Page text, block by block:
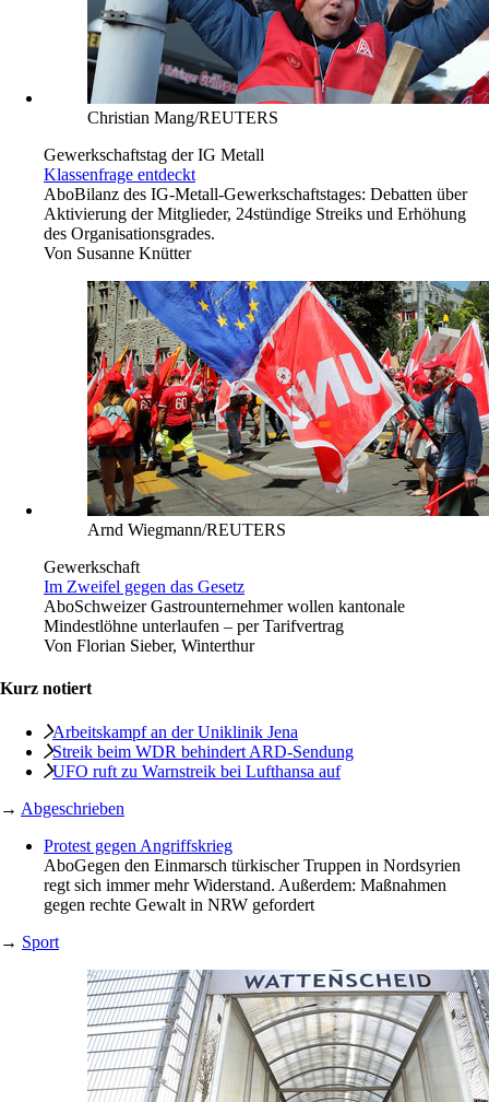
Christian Mang/REUTERS
Gewerkschaftstag der IG Metall
Klassenfrage entdeckt
AboBilanz des IG-Metall-Gewerkschaftstages: Debatten über
Aktivierung der Mitglieder, 24stündige Streiks und Erhöhung
des Organisationsgrades.
Von Susanne Knütter
Arnd Wiegmann/REUTERS
Gewerkschaft
Im Zweifel gegen das Gesetz
AboSchweizer Gastrounternehmer wollen kantonale
Mindestlöhne unterlaufen – per Tarifvertrag
Von Florian Sieber, Winterthur
Kurz notiert
Arbeitskampf an der Uniklinik Jena
Streik beim WDR behindert ARD-Sendung
UFO ruft zu Warnstreik bei Lufthansa auf
→ Abgeschrieben
Protest gegen Angriffskrieg
AboGegen den Einmarsch türkischer Truppen in Nordsyrien
regt sich immer mehr Widerstand. Außerdem: Maßnahmen
gegen rechte Gewalt in NRW gefordert
→ Sport